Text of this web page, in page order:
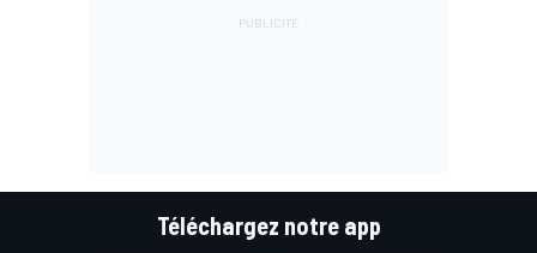
Téléchargez notre app